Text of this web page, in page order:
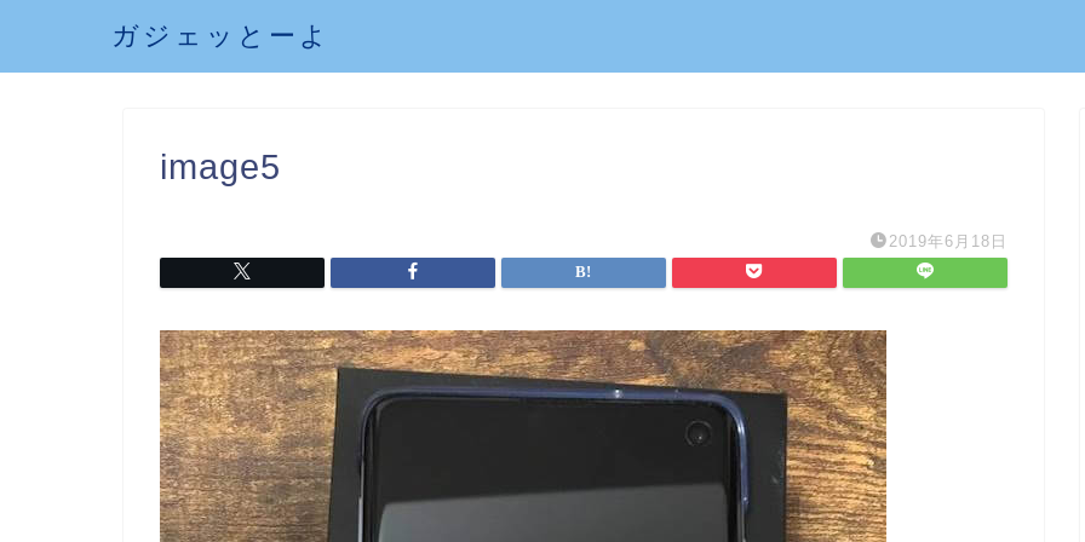
ガジェッとーよ
image5
2019年6月18日